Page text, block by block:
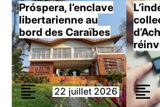
Próspera, l’enclave
libertarienne au
bord des Caraïbes
22 juillet 2026